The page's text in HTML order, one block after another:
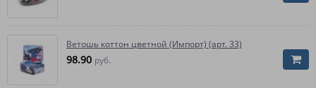
Ветошь коттон цветной (Импорт) (арт. 33)
98.90 руб.